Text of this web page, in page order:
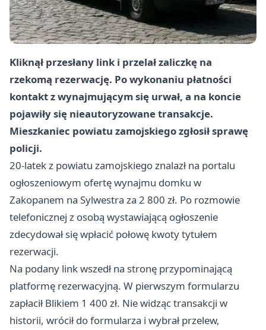
Kliknął przesłany link i przelał zaliczkę na
rzekomą rezerwację. Po wykonaniu płatności
kontakt z wynajmującym się urwał, a na koncie
pojawiły się nieautoryzowane transakcje.
Mieszkaniec powiatu zamojskiego zgłosił sprawę
policji.
20-latek z powiatu zamojskiego znalazł na portalu
ogłoszeniowym ofertę wynajmu domku w
Zakopanem na Sylwestra za 2 800 zł. Po rozmowie
telefonicznej z osobą wystawiającą ogłoszenie
zdecydował się wpłacić połowę kwoty tytułem
rezerwacji.
Na podany link wszedł na stronę przypominającą
platformę rezerwacyjną. W pierwszym formularzu
zapłacił Blikiem 1 400 zł. Nie widząc transakcji w
historii, wrócił do formularza i wybrał przelew,